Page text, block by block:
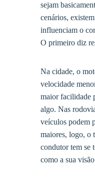
sejam
cenários,
influenciam o
O primeiro diz
Na cidade, o
velocidade
maior facilidade
algo. Nas
veículos podem
maiores, logo, o
condutor tem se
como a sua